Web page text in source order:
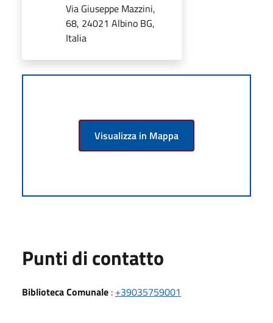
Via Giuseppe Mazzini,
68, 24021 Albino BG,
Italia
Visualizza in Mappa
Punti di contatto
Biblioteca Comunale : +39035759001